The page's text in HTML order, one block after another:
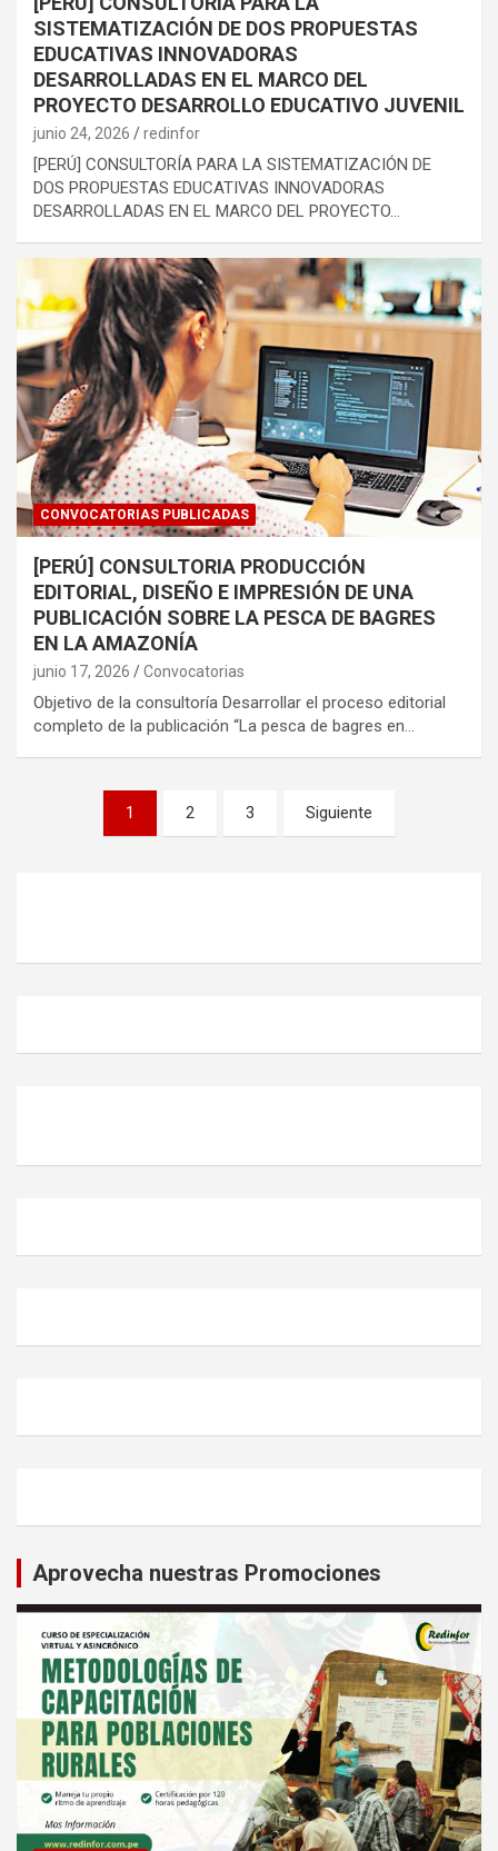
SISTEMATIZACIÓN DE DOS PROPUESTAS
EDUCATIVAS INNOVADORAS
DESARROLLADAS EN EL MARCO DEL
PROYECTO DESARROLLO EDUCATIVO JUVENIL
junio 24, 2026 redinfor
[PERÚ] CONSULTORÍA PARA LA SISTEMATIZACIÓN DE
DOS PROPUESTAS EDUCATIVAS INNOVADORAS
DESARROLLADAS EN EL MARCO DEL PROYECTO…
CONVOCATORIAS PUBLICADAS
[PERÚ] CONSULTORIA PRODUCCIÓN
EDITORIAL, DISEÑO E IMPRESIÓN DE UNA
PUBLICACIÓN SOBRE LA PESCA DE BAGRES
EN LA AMAZONÍA
junio 17, 2026 Convocatorias
Objetivo de la consultoría Desarrollar el proceso editorial
completo de la publicación “La pesca de bagres en…
Paginación
1 2 3 Siguiente
Aprovecha nuestras Promociones